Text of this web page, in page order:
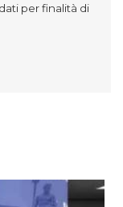
per finalità di